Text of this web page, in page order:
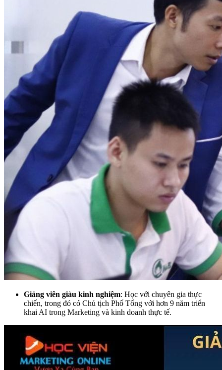
Giảng viên giàu kinh nghiệm: Học với chuyên gia thực
chiến, trong đó có Chủ tịch Phố Tổng với hơn 9 năm triển
khai AI trong Marketing và kinh doanh thực tế.